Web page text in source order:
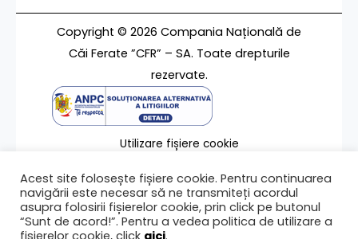
Copyright © 2026 Compania Națională de
Căi Ferate ”CFR” – SA. Toate drepturile
rezervate.
Utilizare fișiere cookie
Contact
Acest site folosește fișiere cookie. Pentru continuarea
navigării este necesar să ne transmiteți acordul
asupra folosirii fișierelor cookie, prin click pe butonul
“Sunt de acord!”. Pentru a vedea politica de utilizare a
fișierelor cookie, click aici.